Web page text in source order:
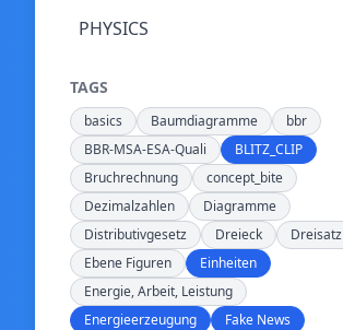
PHYSICS
TAGS
basics Baumdiagramme
bbr
BBR-MSA-ESA-Quali
BLITZ_CLIP
Bruchrechnung
concept_bite
Dezimalzahlen
Diagramme
Distributivgesetz
Dreieck
Dreisatz
Ebene Figuren
Einheiten
Energie, Arbeit, Leistung
Energieerzeugung
Fake News